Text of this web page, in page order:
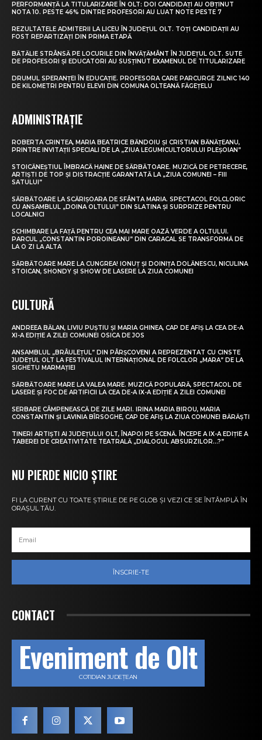
PERFORMANȚĂ LA TITULARIZARE ÎN OLT: DOI CANDIDAȚI AU OBȚINUT
NOTA 10. PESTE 46% DINTRE PROFESORI AU LUAT NOTE PESTE 7
REZULTATELE ADMITERII LA LICEU ÎN JUDEȚUL OLT. TOȚI CANDIDAȚII AU
FOST REPARTIZAȚI DIN PRIMA ETAPĂ
BĂTĂLIE STRÂNSĂ PE LOCURILE DIN ÎNVĂȚĂMÂNT ÎN JUDEȚUL OLT. SUTE
DE PROFESORI ȘI EDUCATORI AU SUSȚINUT EXAMENUL DE TITULARIZARE
DRUMUL SPERANȚEI ÎN EDUCAȚIE. PROFESORA CARE PARCURGE ZILNIC 140
DE KILOMETRI PENTRU ELEVII DIN COMUNA OLTEANĂ FĂGEȚELU
ADMINISTRAȚIE
ROBERTA CRINTEA, MARIA BEATRICE BĂNDOIU ȘI CRISTIAN BĂNĂȚEANU,
PRINTRE INVITAȚII SPECIALI DE LA „ZIUA LEGUMICULTORULUI PLEȘOIAN”
STOICĂNEȘTIUL ÎMBRACĂ HAINE DE SĂRBĂTOARE. MUZICĂ DE PETRECERE,
ARTIȘTI DE TOP ȘI DISTRACȚIE GARANTATĂ LA „ZIUA COMUNEI – FIII
SATULUI”
SĂRBĂTOARE LA SCĂRIȘOARA DE SFÂNTA MARIA. SPECTACOL FOLCLORIC
CU ANSAMBLUL „DOINA OLTULUI” DIN SLATINA ȘI SURPRIZE PENTRU
LOCALNICI
SCHIMBARE LA FAȚĂ PENTRU CEA MAI MARE OAZĂ VERDE A OLTULUI.
PARCUL „CONSTANTIN POROINEANU” DIN CARACAL SE TRANSFORMĂ DE
LA O ZI LA ALTA
SĂRBĂTOARE MARE LA CUNGREA! IONUȚ ȘI DOINIȚA DOLĂNESCU, NICULINA
STOICAN, SHONDY ȘI SHOW DE LASERE LA ZIUA COMUNEI
CULTURĂ
ANDREEA BĂLAN, LIVIU PUȘTIU ȘI MARIA GHINEA, CAP DE AFIȘ LA CEA DE-A
XI-A EDIȚIE A ZILEI COMUNEI OSICA DE JOS
ANSAMBLUL „BRÂULEȚUL” DIN PÂRȘCOVENI A REPREZENTAT CU CINSTE
JUDEȚUL OLT LA FESTIVALUL INTERNAȚIONAL DE FOLCLOR „MARA” DE LA
SIGHETU MARMAȚIEI
SĂRBĂTOARE MARE LA VALEA MARE. MUZICĂ POPULARĂ, SPECTACOL DE
LASERE ȘI FOC DE ARTIFICII LA CEA DE-A IX-A EDIȚIE A ZILEI COMUNEI
SERBARE CÂMPENEASCĂ DE ZILE MARI. IRINA MARIA BIROU, MARIA
CONSTANTIN ȘI LAVINIA BÎRSOGHE, CAP DE AFIȘ LA ZIUA COMUNEI BĂRĂȘTI
TINERI ARTIȘTI AI JUDEȚULUI OLT, ÎNAPOI PE SCENĂ. ÎNCEPE A IX-A EDIȚIE A
TABEREI DE CREATIVITATE TEATRALĂ „DIALOGUL ABSURZILOR…?”
NU PIERDE NICIO ȘTIRE
FI LA CURENT CU TOATE ȘTIRILE DE PE GLOB ȘI VEZI CE SE ÎNTÂMPLĂ ÎN
ORAȘUL TĂU.
ÎNSCRIE-TE
CONTACT
Eveniment de Olt
COTIDIAN JUDEȚEAN